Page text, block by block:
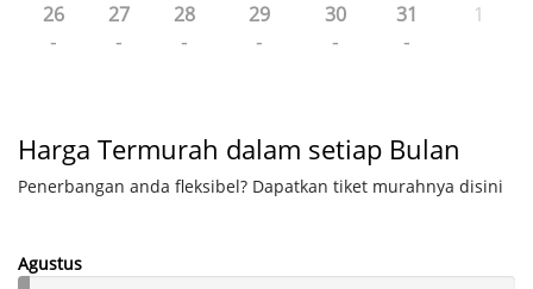
26
-
27
-
28
-
29
-
30
-
31
-
1
Harga Termurah dalam setiap Bulan
Penerbangan anda fleksibel? Dapatkan tiket murahnya disini
Agustus